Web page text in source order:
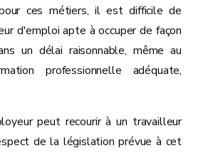
ces métiers, il est difficile de
d'emploi apte à occuper de façon
un délai raisonnable, même au
professionnelle adéquate,
peut recourir à un travailleur
de la législation prévue à cet